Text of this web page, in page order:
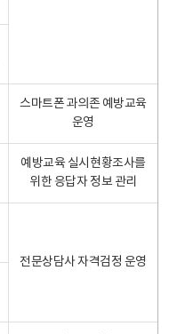
스마트폰 과의존 예방교육
운영
예방교육 실시현황조사를
위한 응답자 정보 관리
전문상담사 자격검정 운영